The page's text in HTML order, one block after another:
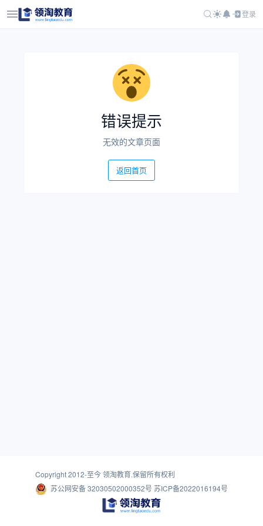
登录
错误提示
无效的文章页面
返回首页
Copyright 2012-至今领淘教育.保留所有权利
苏公网安备 32030502000352号 苏ICP备2022016194号